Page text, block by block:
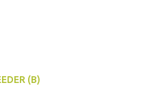
(B)